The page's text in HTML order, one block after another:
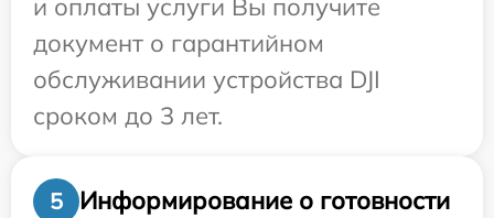
документ о гарантийном
обслуживании устройства DJI
сроком до 3 лет.
5
Информирование о готовности